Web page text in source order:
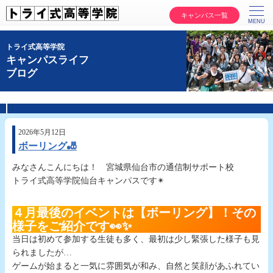
キャンパス一覧
トライ式高等学院
キャンパスライフ
ブログ
2026年5月12日
ボーリング🎳
みなさんこんにちは！ 宮城県仙台市の通信制サポート校
トライ式高等学院仙台キャンパスです✴
４月最後のイベントは【ボーリング】！その
様子をご紹介です👀✨
当日は初めて参加する生徒も多く、最初は少し緊張した様子も見
られましたが…
ゲームが始まると一気に雰囲気が和み、自然と笑顔があふれてい